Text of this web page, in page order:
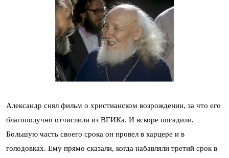
Александр снял фильм о христианском возрождении, за что его
благополучно отчислили из ВГИКа. И вскоре посадили.
Большую часть своего срока он провел в карцере и в
голодовках. Ему прямо сказали, когда набавляли третий срок в